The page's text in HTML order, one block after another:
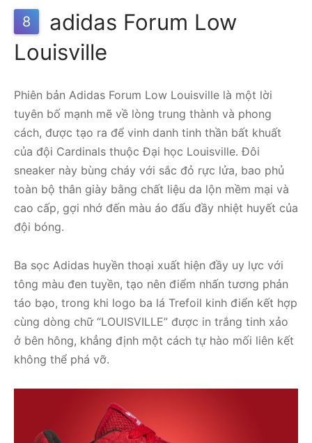
8
adidas Forum Low
Louisville
Phiên bản Adidas Forum Low Louisville là một lời
tuyên bố mạnh mẽ về lòng trung thành và phong
cách, được tạo ra để vinh danh tinh thần bất khuất
của đội Cardinals thuộc Đại học Louisville. Đôi
sneaker này bùng cháy với sắc đỏ rực lửa, bao phủ
toàn bộ thân giày bằng chất liệu da lộn mềm mại và
cao cấp, gợi nhớ đến màu áo đấu đầy nhiệt huyết của
đội bóng.
Ba sọc Adidas huyền thoại xuất hiện đầy uy lực với
tông màu đen tuyền, tạo nên điểm nhấn tương phản
táo bạo, trong khi logo ba lá Trefoil kinh điển kết hợp
cùng dòng chữ “LOUISVILLE” được in trắng tinh xảo
ở bên hông, khẳng định một cách tự hào mối liên kết
không thể phá vỡ.